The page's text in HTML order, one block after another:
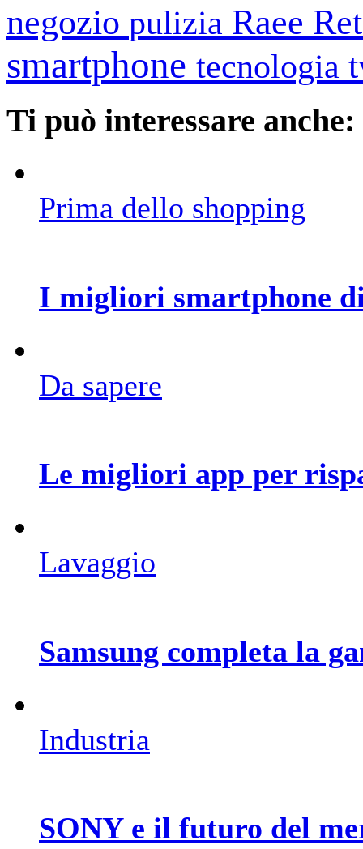
negozio pulizia Raee
smartphone tecnologia
Ti può interessare anche:
Prima dello shopping
I migliori smartphone
Da sapere
Le migliori app per
Lavaggio
Samsung completa la
Industria
SONY e il futuro del